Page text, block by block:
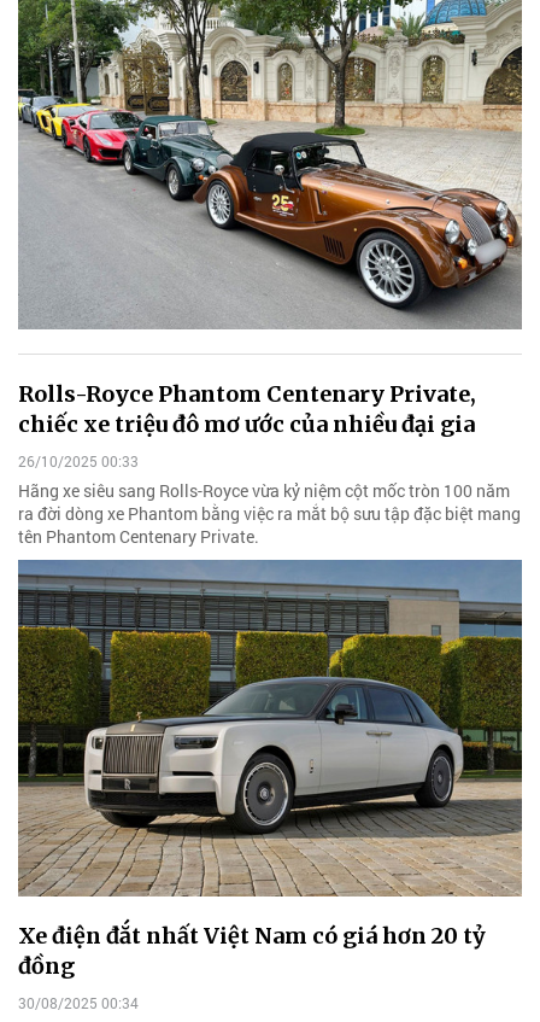
Rolls-Royce Phantom Centenary Private,
chiếc xe triệu đô mơ ước của nhiều đại gia
26/10/2025 00:33
Hãng xe siêu sang Rolls-Royce vừa kỷ niệm cột mốc tròn 100 năm
ra đời dòng xe Phantom bằng việc ra mắt bộ sưu tập đặc biệt mang
tên Phantom Centenary Private.
Xe điện đắt nhất Việt Nam có giá hơn 20 tỷ
đồng
30/08/2025 00:34